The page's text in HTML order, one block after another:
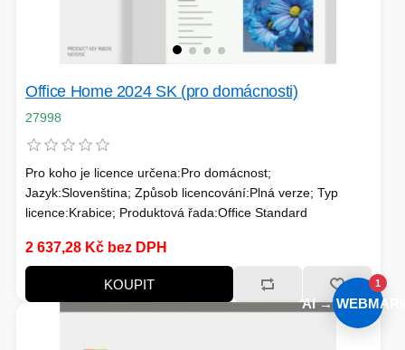
Office Home 2024 SK (pro domácnosti)
27998
Pro koho je licence určena:Pro domácnost;
Jazyk:Slovenština; Způsob licencování:Plná verze; Typ
licence:Krabice; Produktová řada:Office Standard
2 637,28 Kč bez DPH
KOUPIT
AI →
1